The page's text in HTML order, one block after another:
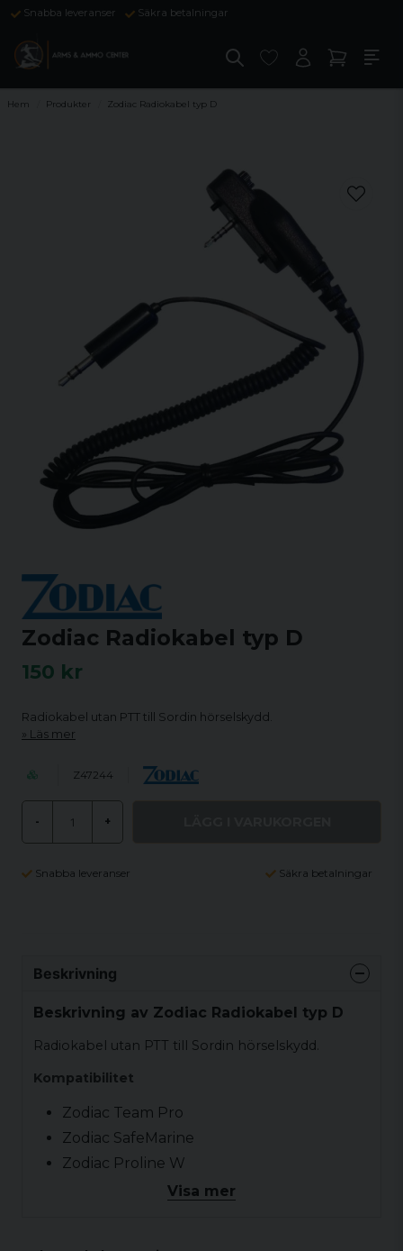
Snabba leveranser Säkra betalningar
Hem Produkter Zodiac Radiokabel typ D
Zodiac Radiokabel typ D
150 kr
Radiokabel utan PTT till Sordin hörselskydd.
Läs mer
Z47244
- +
Snabba leveranser Säkra betalningar
Beskrivning
Beskrivning av Zodiac Radiokabel typ D
Radiokabel utan PTT till Sordin hörselskydd.
Kompatibilitet
Zodiac Team Pro
Zodiac SafeMarine
Zodiac Proline W
Visa mer